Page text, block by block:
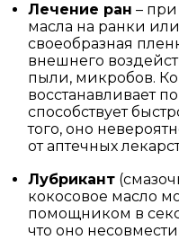
Лечение ран –
масла на ранки
своеобразная
внешнего
пыли, микробов.
восстанавливает
способствует
того, оно
от аптечных
Лубрикант
кокосовое масло
помощником в
что оно